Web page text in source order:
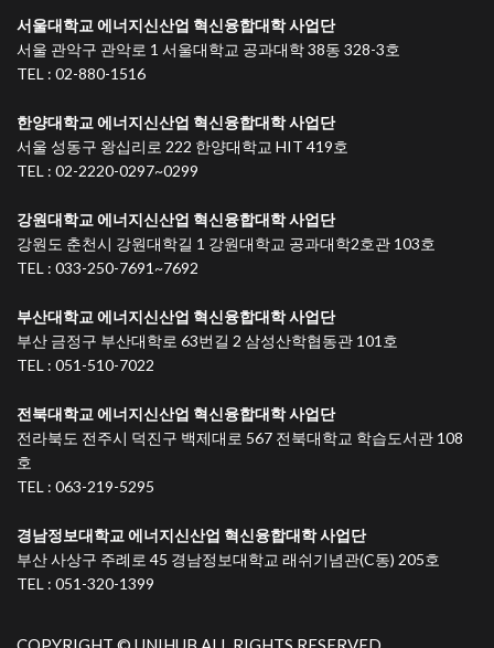
서울대학교 에너지신산업 혁신융합대학 사업단
서울 관악구 관악로 1 서울대학교 공과대학 38동 328-3호
TEL : 02-880-1516
한양대학교 에너지신산업 혁신융합대학 사업단
서울 성동구 왕십리로 222 한양대학교 HIT 419호
TEL : 02-2220-0297~0299
강원대학교 에너지신산업 혁신융합대학 사업단
강원도 춘천시 강원대학길 1 강원대학교 공과대학2호관 103호
TEL : 033-250-7691~7692
부산대학교 에너지신산업 혁신융합대학 사업단
부산 금정구 부산대학로 63번길 2 삼성산학협동관 101호
TEL : 051-510-7022
전북대학교 에너지신산업 혁신융합대학 사업단
전라북도 전주시 덕진구 백제대로 567 전북대학교 학습도서관 108
호
TEL : 063-219-5295
경남정보대학교 에너지신산업 혁신융합대학 사업단
부산 사상구 주례로 45 경남정보대학교 래쉬기념관(C동) 205호
TEL : 051-320-1399